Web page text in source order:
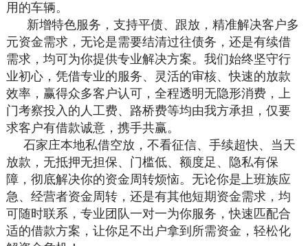
用的车辆。
新增特色服务，支持平债、跟放，精准解决客户多
元资金需求，无论是需要结清过往债务，还是有续借
需求，均可为你提供专业解决方案。我们始终坚守行
业初心，凭借专业的服务、灵活的审核、快速的放款
效率，赢得众多客户认可，全程透明无隐形消费，上
门考察投入的人工费、路桥费等均由我方承担，仅要
求客户有借款诚意，携手共赢。
石家庄本地私借空放，不看征信、手续超快、当天
放款，无抵押无担保、门槛低、额度足、隐私有保
障，彻底解决你的资金周转烦恼。无论你是上班族应
急、经营者资金周转，还是有其他短期资金需求，均
可随时联系，专业团队一对一为你服务，快速匹配合
适的借款方案，让你足不出户拿到所需资金，轻松化